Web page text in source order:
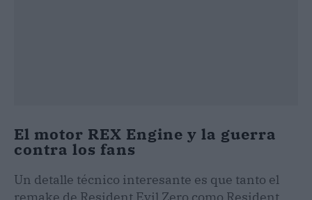
El motor REX Engine y la guerra
contra los fans
Un detalle técnico interesante es que tanto el
remake de Resident Evil Zero como Resident